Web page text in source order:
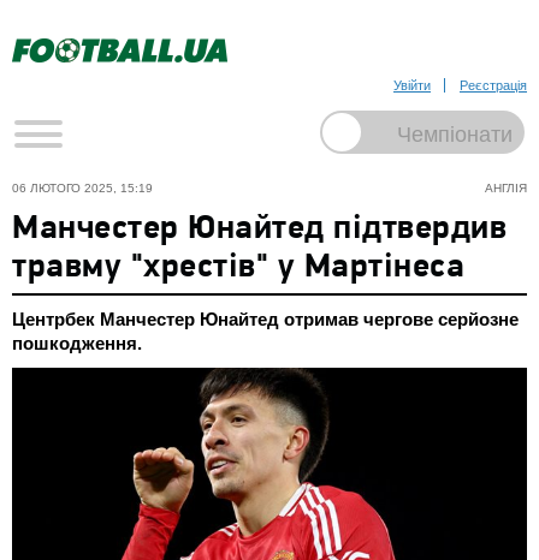
Увійти Реєстрація
АНГЛІЯ
06 ЛЮТОГО 2025, 15:19
Манчестер Юнайтед підтвердив
травму "хрестів" у Мартінеса
Центрбек Манчестер Юнайтед отримав чергове серйозне
пошкодження.